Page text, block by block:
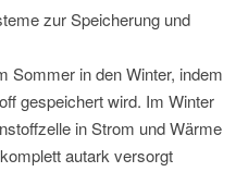
zur Speicherung und
Sommer in den Winter, indem
gespeichert wird. Im Winter
in Strom und Wärme
autark versorgt